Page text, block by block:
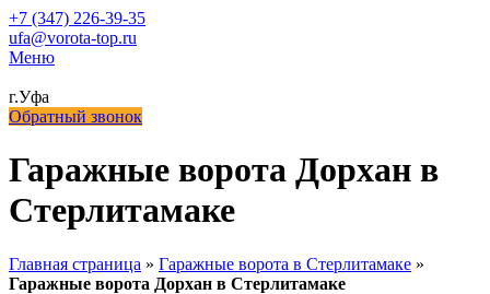
+7 (347) 226-39-35
ufa@vorota-top.ru
Меню
г.Уфа
Обратный звонок
Гаражные ворота Дорхан в
Стерлитамаке
Главная страница » Гаражные ворота в Стерлитамаке »
Гаражные ворота Дорхан в Стерлитамаке